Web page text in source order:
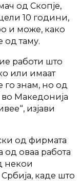
од Скопје,
10 години,
и може, како
од таму.
работи што
или имаат
го знам, но од
во Македонија
изјави
од фирмата
од оваа работа
некои
каде што